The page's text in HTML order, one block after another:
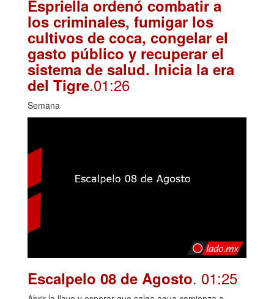
Espriella ordenó combatir a
los criminales, fumigar los
cultivos de coca, congelar el
gasto público y recuperar el
sistema de salud. Inicia la era
del Tigre.01:26
Semana
Escalpelo 08 de Agosto. 01:25